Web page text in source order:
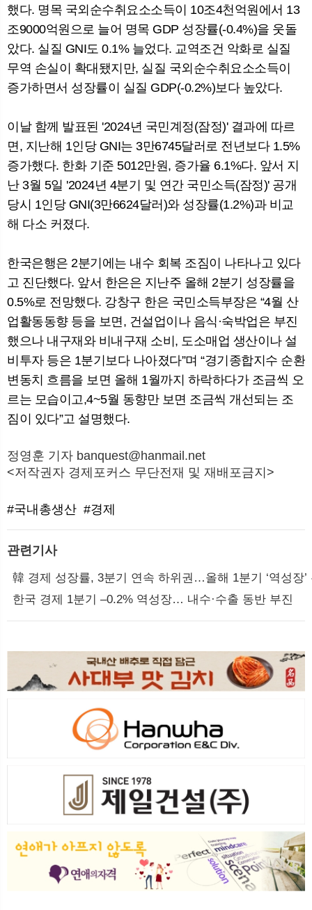
했다. 명목 국외순수취요소소득이 10조4천억원에서 13
조9000억원으로 늘어 명목 GDP 성장률(-0.4%)을 웃돌
았다. 실질 GNI도 0.1% 늘었다. 교역조건 악화로 실질
무역 손실이 확대됐지만, 실질 국외순수취요소소득이
증가하면서 성장률이 실질 GDP(-0.2%)보다 높았다.
이날 함께 발표된 '2024년 국민계정(잠정)' 결과에 따르
면, 지난해 1인당 GNI는 3만6745달러로 전년보다 1.5%
증가했다. 한화 기준 5012만원, 증가율 6.1%다. 앞서 지
난 3월 5일 '2024년 4분기 및 연간 국민소득(잠정)' 공개
당시 1인당 GNI(3만6624달러)와 성장률(1.2%)과 비교
해 다소 커졌다.
한국은행은 2분기에는 내수 회복 조짐이 나타나고 있다
고 진단했다. 앞서 한은은 지난주 올해 2분기 성장률을
0.5%로 전망했다. 강창구 한은 국민소득부장은 “4월 산
업활동동향 등을 보면, 건설업이나 음식·숙박업은 부진
했으나 내구재와 비내구재 소비, 도소매업 생산이나 설
비투자 등은 1분기보다 나아졌다”며 “경기종합지수 순환
변동치 흐름을 보면 올해 1월까지 하락하다가 조금씩 오
르는 모습이고,4~5월 동향만 보면 조금씩 개선되는 조
짐이 있다”고 설명했다.
정영훈 기자 banquest@hanmail.net
<저작권자 경제포커스 무단전재 및 재배포금지>
#국내총생산 #경제
관련기사
韓 경제 성장률, 3분기 연속 하위권…올해 1분기 ‘역성장’
한국 경제 1분기 –0.2% 역성장… 내수·수출 동반 부진